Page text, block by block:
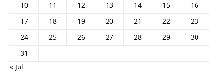
10
11 12 13 14 15
16
17
18 19 20 21 22
23
24
25 26 27 28 29
30
31
« Jul